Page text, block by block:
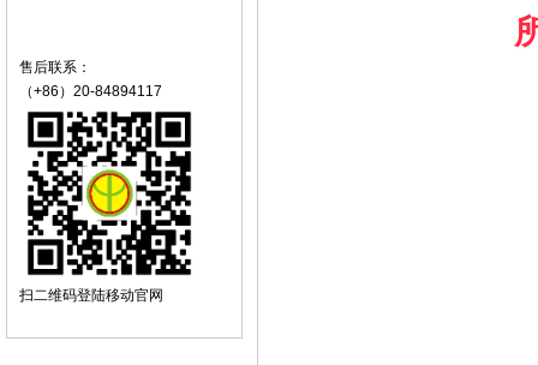
售后联系：
（+86）20-84894117
扫二维码登陆移动官网